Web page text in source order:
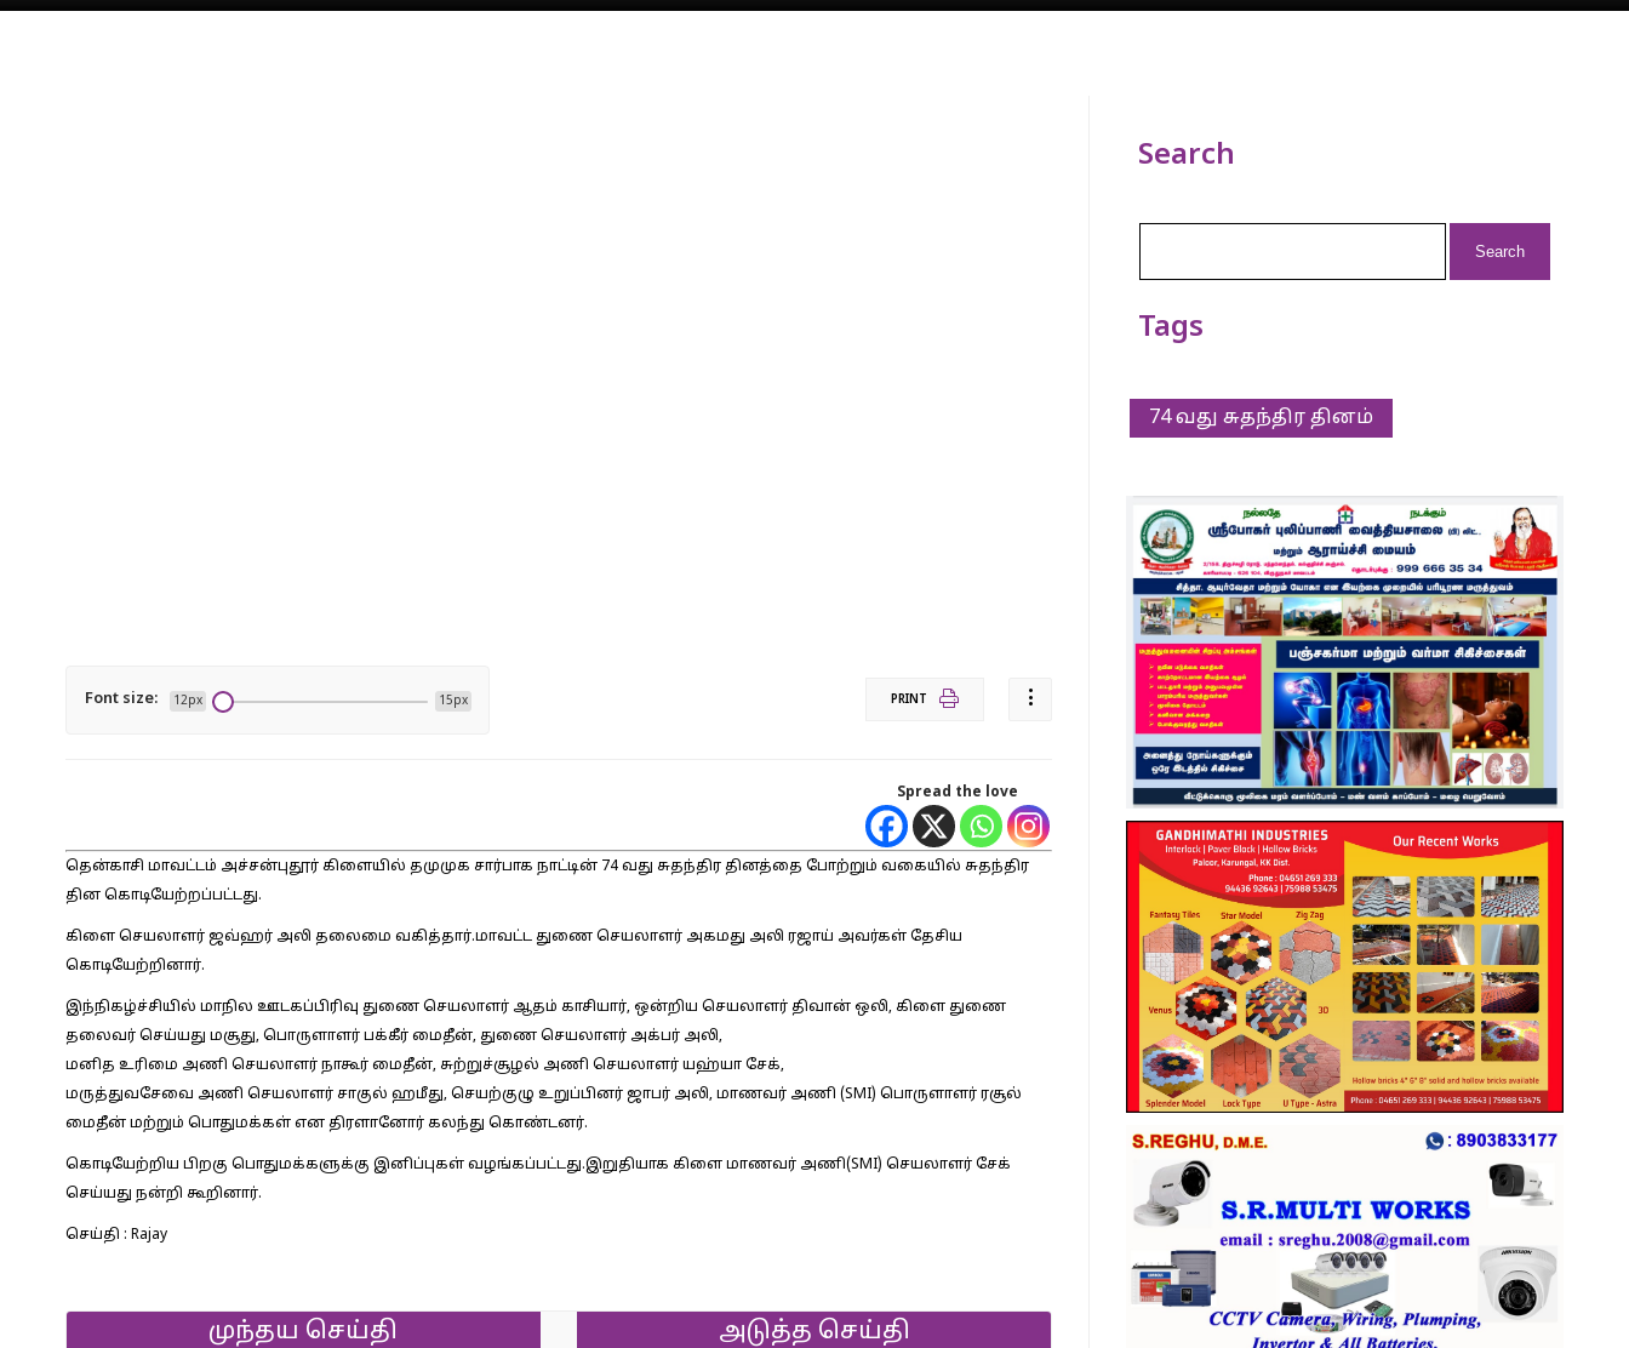
Font size: 12px 15px PRINT
Spread the love
தென்காசி மாவட்டம் அச்சன்புதூர் கிளையில் தமுமுக சார்பாக நாட்டின் 74 வது சுதந்திர தினத்தை போற்றும் வகையில் சுதந்திர
தின கொடியேற்றப்பட்டது.
கிளை செயலாளர் ஜவ்ஹர் அலி தலைமை வகித்தார்.மாவட்ட துணை செயலாளர் அகமது அலி ரஜாய் அவர்கள் தேசிய
கொடியேற்றினார்.
இந்நிகழ்ச்சியில் மாநில ஊடகப்பிரிவு துணை செயலாளர் ஆதம் காசியார், ஒன்றிய செயலாளர் திவான் ஒலி, கிளை துணை
தலைவர் செய்யது மசூது, பொருளாளர் பக்கீர் மைதீன், துணை செயலாளர் அக்பர் அலி,
மனித உரிமை அணி செயலாளர் நாகூர் மைதீன், சுற்றுச்சூழல் அணி செயலாளர் யஹ்யா சேக்,
மருத்துவசேவை அணி செயலாளர் சாகுல் ஹமீது, செயற்குழு உறுப்பினர் ஜாபர் அலி, மாணவர் அணி (SMI) பொருளாளர் ரசூல்
மைதீன் மற்றும் பொதுமக்கள் என திரளானோர் கலந்து கொண்டனர்.
கொடியேற்றிய பிறகு பொதுமக்களுக்கு இனிப்புகள் வழங்கப்பட்டது.இறுதியாக கிளை மாணவர் அணி(SMI) செயலாளர் சேக்
செய்யது நன்றி கூறினார்.
செய்தி : Rajay
முந்தய செய்தி அடுத்த செய்தி
Search
Tags
74 வது சுதந்திர தினம்